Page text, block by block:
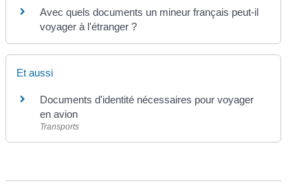
Avec quels documents un mineur français peut-il
voyager à l'étranger ?
Et aussi
Documents d'identité nécessaires pour voyager
en avion
Transports